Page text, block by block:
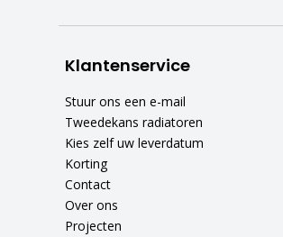
Klantenservice
Stuur ons een e-mail
Tweedekans radiatoren
Kies zelf uw leverdatum
Korting
Contact
Over ons
Projecten